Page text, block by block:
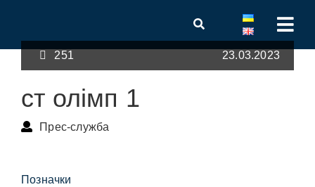
251 23.03.2023
ст олімп 1
Прес-служба
Позначки